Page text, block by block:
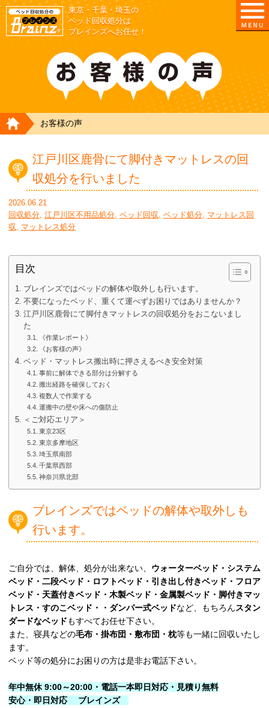
東京・千葉・埼玉の
ベッド回収処分は
ブレインズへお任せ！
HOME
お客様の声
江戸川区鹿骨にて脚付きマットレスの回
収処分を行いました
2026.06.21
回収処分, 江戸川区不用品処分, ベッド回収, ベッド処分, マットレス回
収, マットレス処分
目次
ブレインズではベッドの解体や取外しも行います。
不要になったベッド、重くて運べずお困りではありませんか？
江戸川区鹿骨にて脚付きマットレスの回収処分をおこないまし
た
《作業レポート》
《お客様の声》
ベッド・マットレス搬出時に押さえるべき安全対策
事前に解体できる部分は分解する
搬出経路を確保しておく
複数人で作業する
運搬中の壁や床への傷防止
＜ご対応エリア＞
東京23区
東京多摩地区
埼玉県南部
千葉県西部
神奈川県北部
ブレインズではベッドの解体や取外しも
行います。
ご自分では、解体、処分が出来ない、 ウォーターベッド・システム
ベッド・二段ベッド・ロフトベッド・引き出し付きベッド・フロア
ベッド・天蓋付きベッド・木製ベッド・金属製ベッド・脚付きマッ
トレス・すのこベッド・・ダンパー式ベッドなど、もちろんスタン
ダードなベッドもすべてお任せ下さい。
また、寝具などの毛布・掛布団・敷布団・枕等も一緒に回収いたし
ます。
ベッド等の処分にお困りの方は是非お電話下さい。
年中無休 9:00～20:00・電話一本即日対応・見積り無料
安心・即日対応
ブレインズ